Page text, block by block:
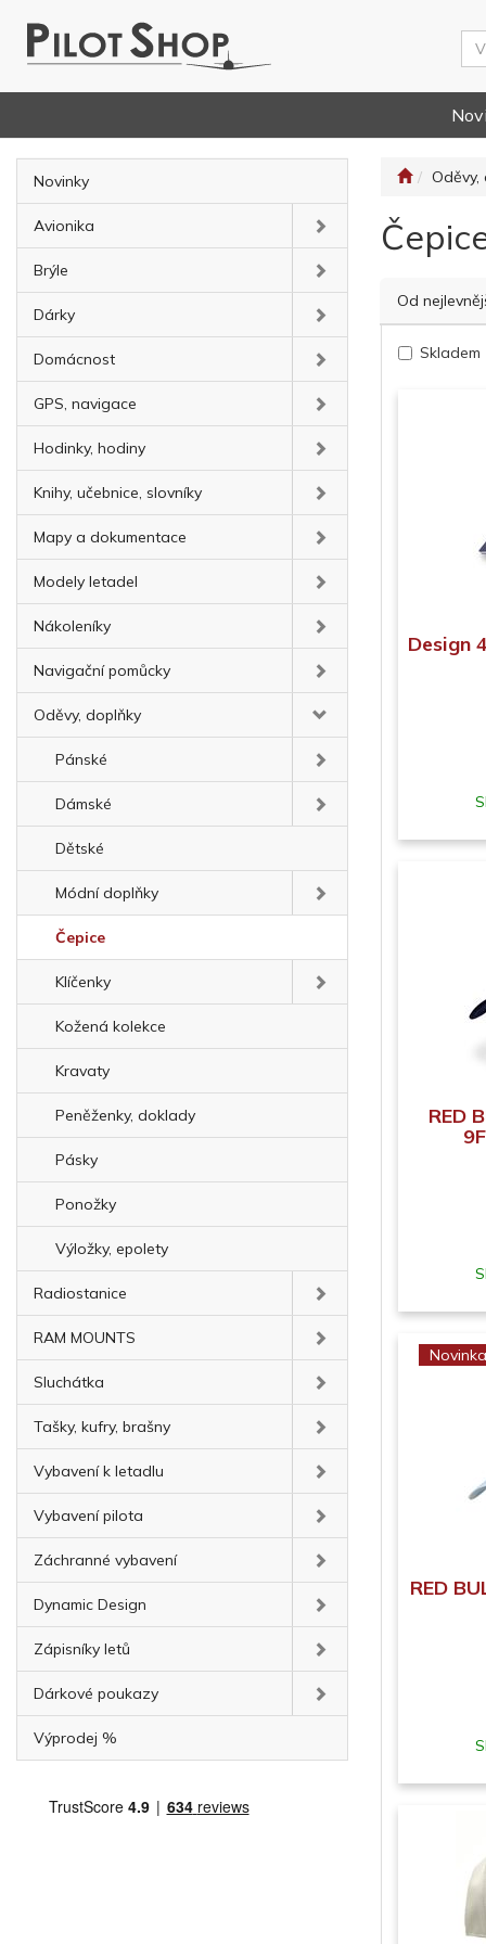
Novinky
Avionika
Brýle
Dárky
Domácnost
GPS, navigace
Hodinky, hodiny
Knihy, učebnice, slovníky
Mapy a dokumentace
Modely letadel
Nákoleníky
Navigační pomůcky
Oděvy, doplňky
Pánské
Dámské
Dětské
Módní doplňky
Čepice
Klíčenky
Kožená kolekce
Kravaty
Peněženky, doklady
Pásky
Ponožky
Výložky, epolety
Radiostanice
RAM MOUNTS
Sluchátka
Tašky, kufry, brašny
Vybavení k letadlu
Vybavení pilota
Záchranné vybavení
Dynamic Design
Zápisníky letů
Dárkové poukazy
Výprodej %
Oděvy,
Od
Skladem
Design
RED
Novinka
RED